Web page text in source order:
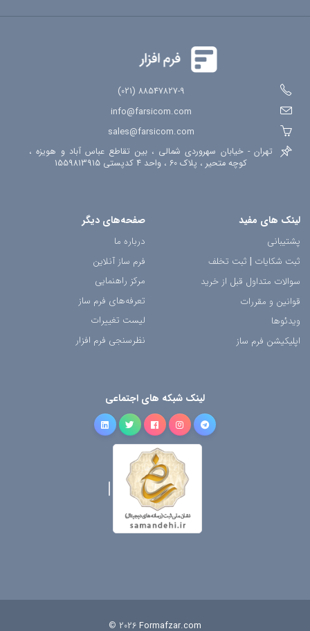
88547827-9 (021)
info@farsicom.com
sales@farsicom.com
تهران - خیابان سهروردی شمالی ، بین تقاطع عباس آباد و هویزه ،
کوچه متحیر ، پلاک 60 ، واحد 4 کدپستی 1559813915
لینک های مفید
پشتیبانی
ثبت شکایات | ثبت تخلف
سوالات متداول قبل از خرید
قوانین و مقررات
ویدئوها
اپلیکیشن فرم ساز
صفحه‌های دیگر
درباره ما
فرم ساز آنلاین
مرکز راهنمایی
تعرفه‌های فرم ساز
لیست تغییرات
نظرسنجی فرم افزار
لینک شبکه های اجتماعی
© 2026 Formafzar.com